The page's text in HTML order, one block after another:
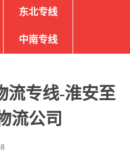
东北专线
中南专线
流专线-淮安至
流公司